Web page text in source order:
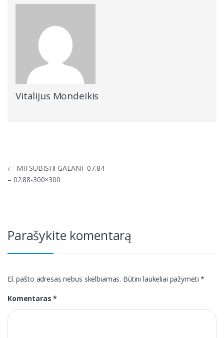
Vitalijus Mondeikis
Navigacija
tarp
įrašų
← MITSUBISHI GALANT 07.84
– 02.88-300×300
Parašykite komentarą
El. pašto adresas nebus skelbiamas. Būtini laukeliai pažymėti*
Komentaras*